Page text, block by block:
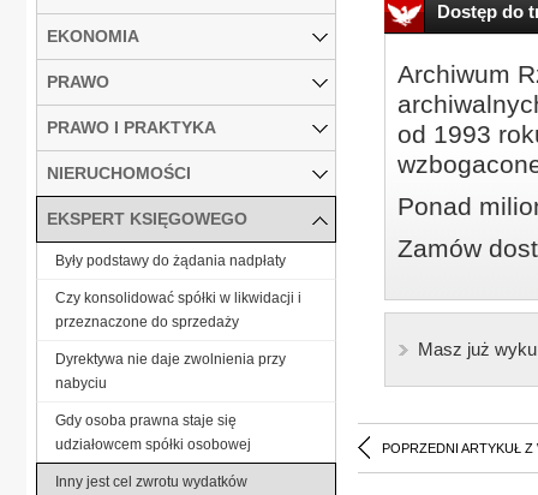
Dostęp do
Archiwum
od 1993
Ponad
Zamów
Masz już
POPRZEDNI ARTYKUŁ Z
EKONOMIA
PRAWO
PRAWO I PRAKTYKA
NIERUCHOMOŚCI
EKSPERT KSIĘGOWEGO
Były podstawy do żądania nadpłaty
Czy konsolidować spółki w likwidacji i
przeznaczone do sprzedaży
Dyrektywa nie daje zwolnienia przy
nabyciu
Gdy osoba prawna staje się
udziałowcem spółki osobowej
Inny jest cel zwrotu wydatków